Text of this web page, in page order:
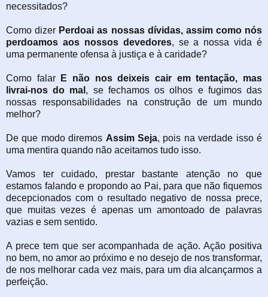
necessitados?
Como dizer Perdoai as nossas dívidas, assim como nós
perdoamos aos nossos devedores, se a nossa vida é
uma permanente ofensa à justiça e à caridade?
Como falar
E não nos deixeis cair em tentação, mas
livrai-nos do mal , se fechamos os olhos e fugimos das
nossas responsabilidades na construção de um mundo
melhor?
De que modo diremos Assim Seja, pois na verdade isso é
uma mentira quando não aceitamos tudo isso.
Vamos ter cuidado, prestar bastante atenção no que
estamos falando e propondo ao Pai, para que não fiquemos
decepcionados com o resultado negativo de nossa prece,
que muitas vezes é apenas um amontoado de palavras
vazias e sem sentido.
A prece tem que ser acompanhada de ação. Ação positiva
no bem, no amor ao próximo e no desejo de nos transformar,
de nos melhorar cada vez mais, para um dia alcançarmos a
perfeição.